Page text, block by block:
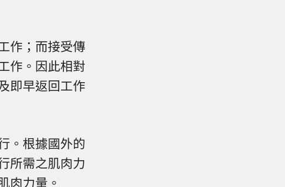
作；而接受傳
作。因此相對
即早返回工作
。根據國外的
所需之肌肉力
肉力量。